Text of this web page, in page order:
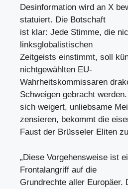
Desinformation wird an X
statuiert. Die Botschaft
ist klar: Jede Stimme, die
linksglobalistischen
Zeitgeists einstimmt, soll
nichtgewählten EU-
Wahrheitskommissaren
Schweigen gebracht
sich weigert, unliebsame
zensieren, bekommt die
Faust der Brüsseler Eliten
„Diese Vorgehensweise ist
Frontalangriff auf die
Grundrechte aller Europäer.